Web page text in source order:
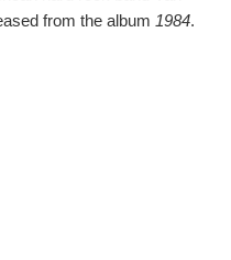
from the album 1984.